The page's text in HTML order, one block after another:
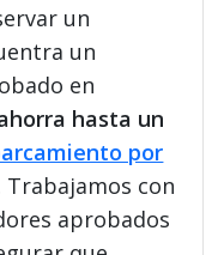
un
un
en
hasta un
por
Trabajamos con
aprobados